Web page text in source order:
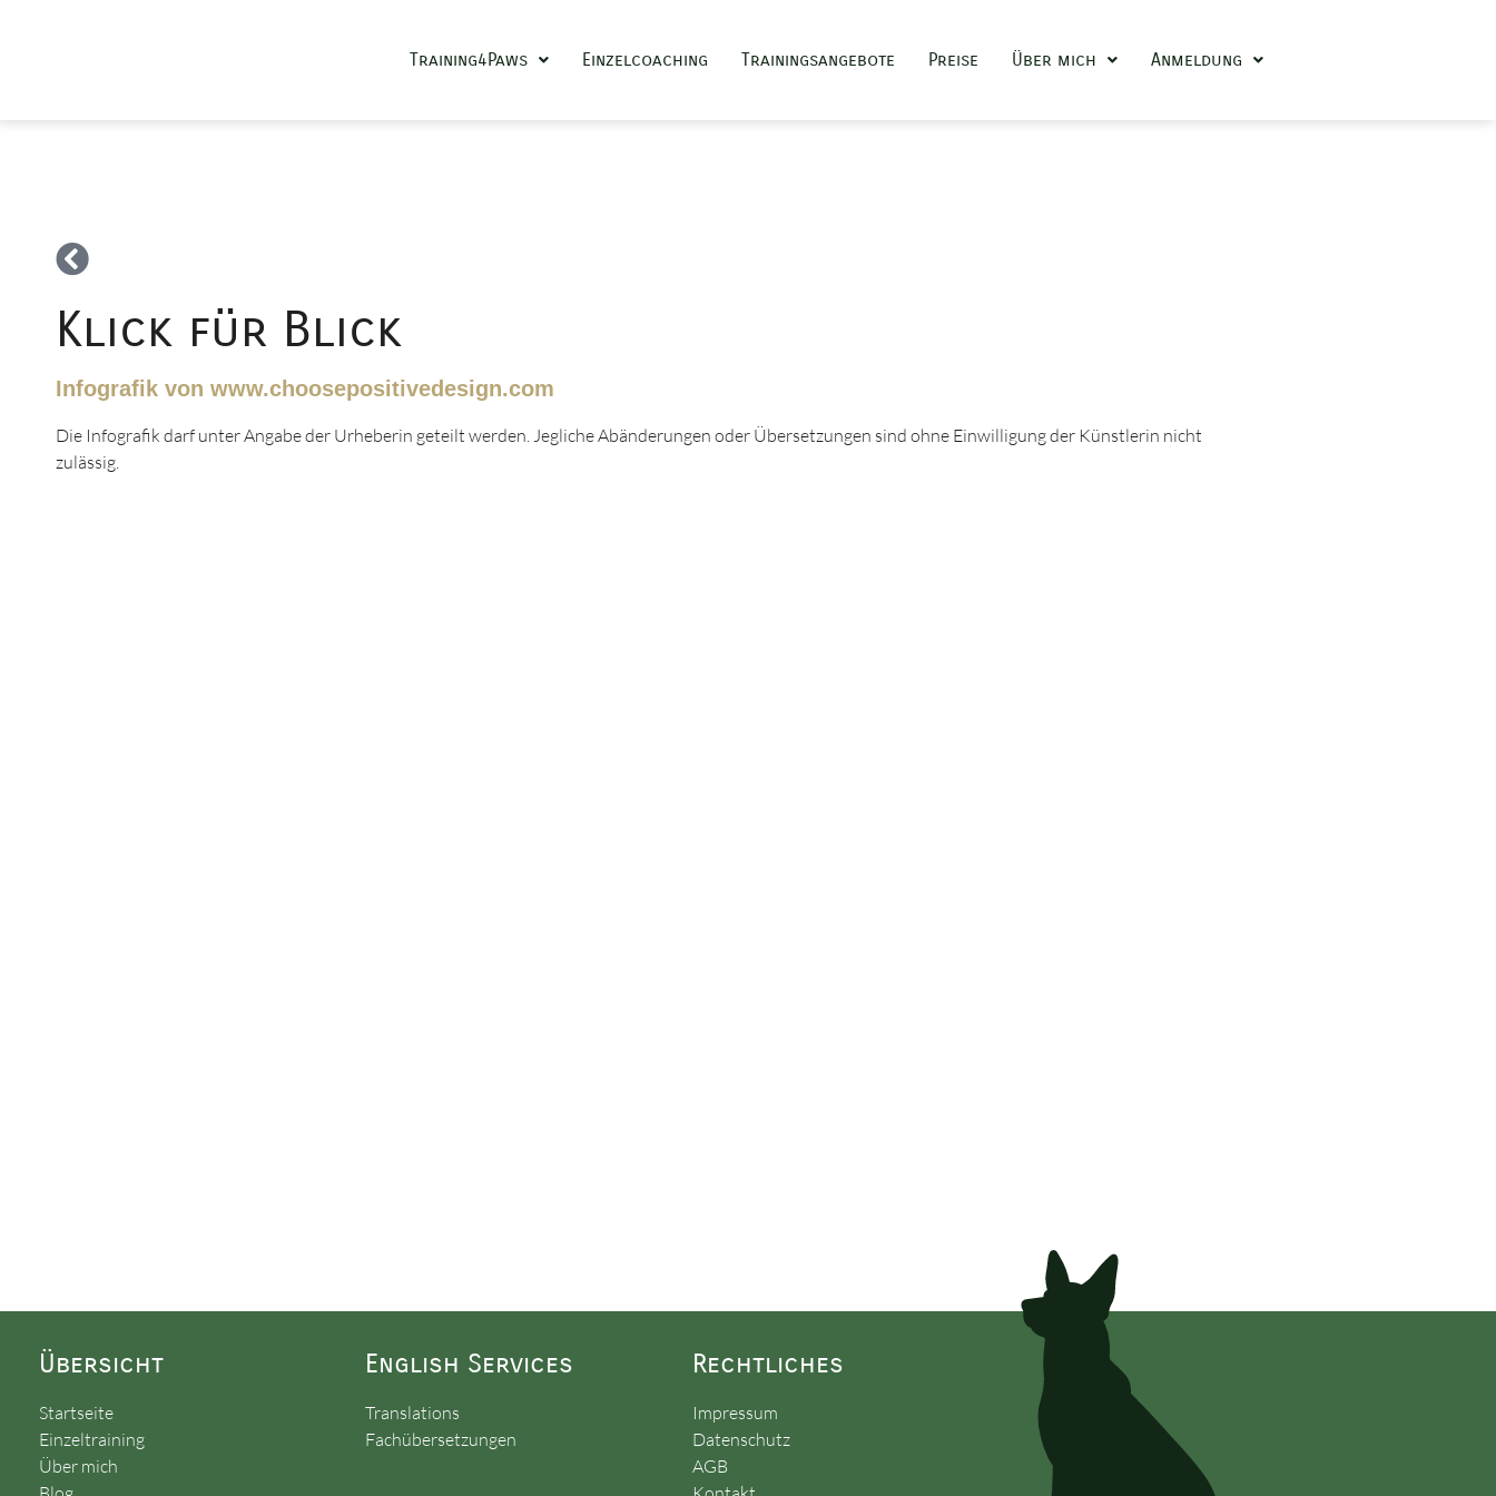
Training4Paws Einzelcoaching Trainingsangebote Preise Über mich Anmeldung
Klick für Blick
Infografik von www.choosepositivedesign.com
Die Infografik darf unter Angabe der Urheberin geteilt werden. Jegliche Abänderungen oder Übersetzungen sind ohne Einwilligung der Künstlerin nicht
zulässig.
Übersicht
Startseite
Einzeltraining
Über mich
English Services
Translations
Fachübersetzungen
Rechtliches
Impressum
Datenschutz
AGB